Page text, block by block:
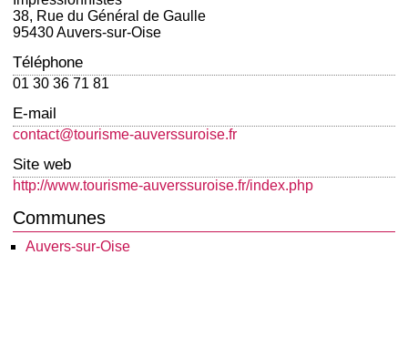
38, Rue du Général de Gaulle
95430 Auvers-sur-Oise
Téléphone
01 30 36 71 81
E-mail
contact@tourisme-auverssuroise.fr
Site web
http://www.tourisme-auverssuroise.fr/index.php
Communes
Auvers-sur-Oise